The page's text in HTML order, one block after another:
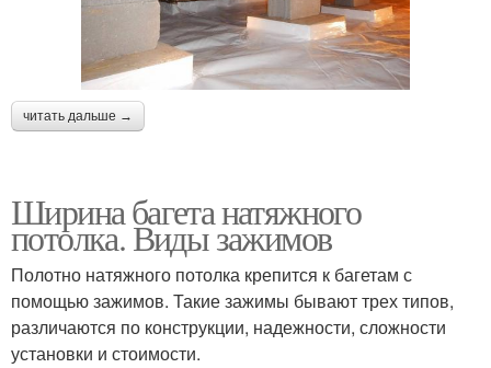
читать дальше →
Ширина багета натяжного
потолка. Виды зажимов
Полотно натяжного потолка крепится к багетам с
помощью зажимов. Такие зажимы бывают трех типов,
различаются по конструкции, надежности, сложности
установки и стоимости.